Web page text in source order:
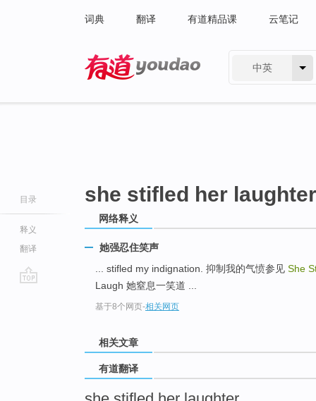
词典 翻译 有道精品课 云笔记
中英
目录
释义
翻译
she stifled her laughter
网络释义
她强忍住笑声
... stifled my indignation. 抑制我的气愤参见 She
Laugh 她窒息一笑道 ...
基于8个网页-相关网页
相关文章
有道翻译